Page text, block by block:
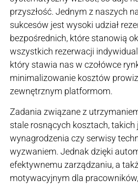
przyszłość. Jednym z naszych
sukcesów jest wysoki udział
bezpośrednich, które stanowią
wszystkich rezerwacji
który stawia nas w czołówce
minimalizowanie kosztów
zewnętrznym platformom.
Zadania związane z
stale rosnących kosztach, takich
wynagrodzenia czy serwisy
wyzwaniem. Jednak dzięki
efektywnemu zarządzaniu, a
motywacyjnym dla